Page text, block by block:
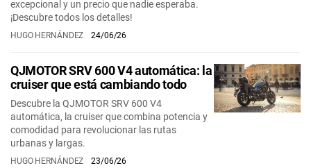
excepcional y un precio que nadie esperaba.
¡Descubre todos los detalles!
HUGO HERNÁNDEZ 24/06/26
QJMOTOR SRV 600 V4 automática: la
cruiser que está cambiando todo
Descubre la QJMOTOR SRV 600 V4
automática, la cruiser que combina potencia y
comodidad para revolucionar las rutas
urbanas y largas.
HUGO HERNÁNDEZ 23/06/26